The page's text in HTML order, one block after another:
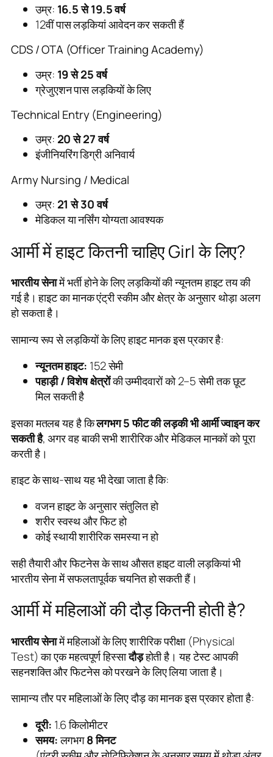
उम्र: 16.5 से 19.5 वर्ष
12वीं पास लड़कियां आवेदन कर सकती हैं
CDS / OTA (Officer Training Academy)
उम्र: 19 से 25 वर्ष
ग्रेजुएशन पास लड़कियों के लिए
Technical Entry (Engineering)
उम्र: 20 से 27 वर्ष
इंजीनियरिंग डिग्री अनिवार्य
Army Nursing / Medical
उम्र: 21 से 30 वर्ष
मेडिकल या नर्सिंग योग्यता आवश्यक
आर्मी में हाइट कितनी चाहिए Girl के लिए?
भारतीय सेनामें भर्ती होने के लिए लड़कियों की न्यूनतम हाइट तय की
गई है। हाइट का मानक एंट्री स्कीम और क्षेत्र के अनुसार थोड़ा अलग
हो सकता है।
सामान्य रूप से लड़कियों के लिए हाइट मानक इस प्रकार है:
न्यूनतम हाइट: 152 सेमी
पहाड़ी / विशेष क्षेत्रोंकी उम्मीदवारों को 2–5 सेमी तक छूट
मिल सकती है
इसका मतलब यह है किलगभग 5 फीट की लड़की भी आर्मी ज्वाइन कर
सकती है, अगर वह बाकी सभी शारीरिक और मेडिकल मानकों को पूरा
करती है।
हाइट के साथ-साथ यह भी देखा जाता है कि:
वजन हाइट के अनुसार संतुलित हो
शरीर स्वस्थ और फिट हो
कोई स्थायी शारीरिक समस्या न हो
सही तैयारी और फिटनेस के साथ औसत हाइट वाली लड़कियां भी
भारतीय सेना में सफलतापूर्वक चयनित हो सकती हैं।
आर्मी में महिलाओं की दौड़ कितनी होती है?
भारतीय सेनामें महिलाओं के लिए शारीरिक परीक्षा (Physical
Test) का एक महत्वपूर्ण हिस्सादौड़होती है। यह टेस्ट आपकी
सहनशक्ति और फिटनेस को परखने के लिए लिया जाता है।
सामान्य तौर पर महिलाओं के लिए दौड़ का मानक इस प्रकार होता है:
दूरी: 1.6 किलोमीटर
समय:लगभग8 मिनट